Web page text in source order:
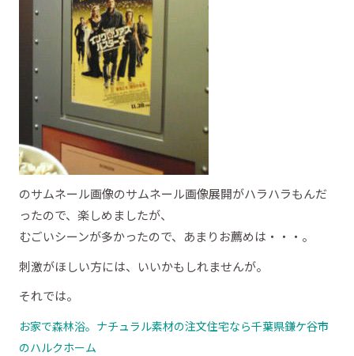
のサムネール画像のサムネール画像展開がハラハラもんだ
ったので、楽しめましたが、
むごいシーンが多かったので、あまりお薦めは・・・。
刺激がほしい方には、いいかもしれませんが。
それでは。
お家で森林浴。ナチュラル素材の注文住宅なら千葉県鎌ケ谷市
のハルクホーム